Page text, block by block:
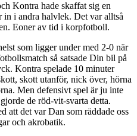
Kontra hade skaffat sig en
i andra halvlek. Det var alltså
Eoner av tid i korpfotboll.
som ligger under med 2-0 när
så satsade Din bil på
Kontra spelade 10 minuter
skott utanför, nick över, hörna
Men defensivt spel är ju inte
de röd-vit-svarta detta.
att det var Dan som räddade oss
och akrobatik.